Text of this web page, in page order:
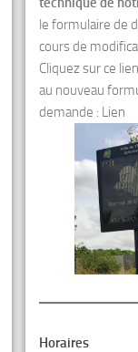
le formulaire de
cours de
Cliquez sur ce
au nouveau
demande : Lien
Horaires